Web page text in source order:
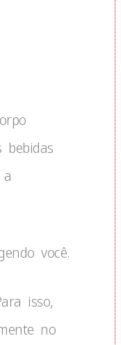
bebidas
você.
isso,
no